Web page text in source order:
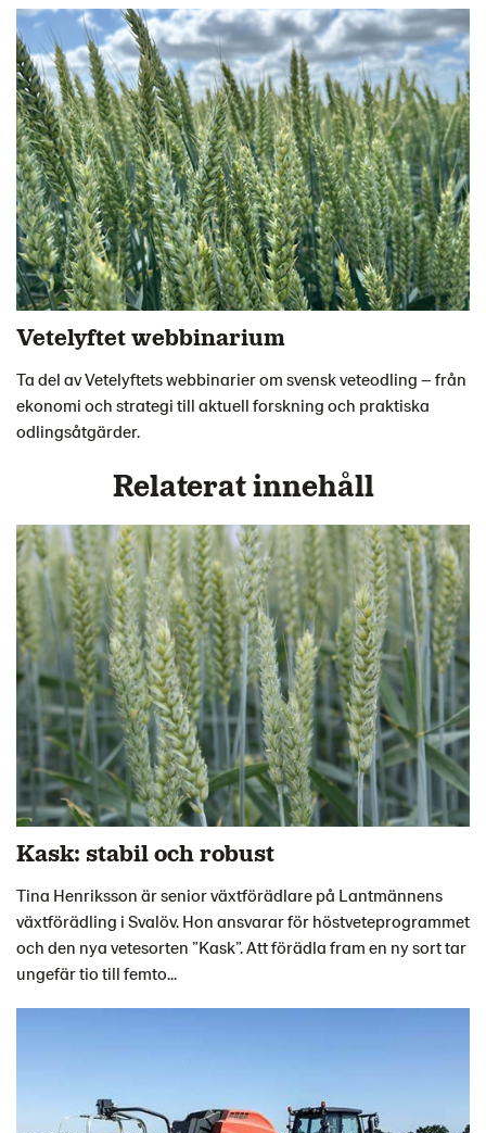
Vetelyftet webbinarium
Ta del av Vetelyftets webbinarier om svensk veteodling – från
ekonomi och strategi till aktuell forskning och praktiska
odlingsåtgärder.
Relaterat innehåll
Kask: stabil och robust
Tina Henriksson är senior växtförädlare på Lantmännens
växtförädling i Svalöv. Hon ansvarar för höstveteprogrammet
och den nya vetesorten ”Kask”. Att förädla fram en ny sort tar
ungefär tio till femto...